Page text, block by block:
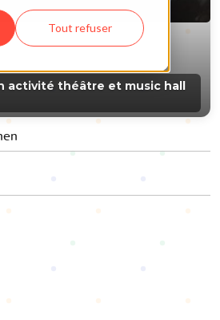
Tout refuser
activité théâtre et music hall